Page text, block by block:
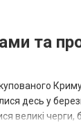
та
десь у
великі черги,